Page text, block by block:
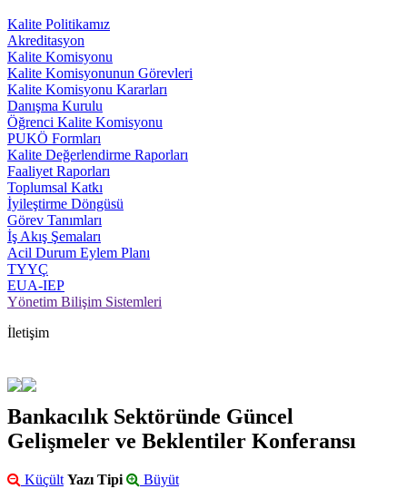
Kalite Politikamız
Akreditasyon
Kalite Komisyonu
Kalite Komisyonunun Görevleri
Kalite Komisyonu Kararları
Danışma Kurulu
Öğrenci Kalite Komisyonu
PUKÖ Formları
Kalite Değerlendirme Raporları
Faaliyet Raporları
Toplumsal Katkı
İyileştirme Döngüsü
Görev Tanımları
İş Akış Şemaları
Acil Durum Eylem Planı
TYYÇ
EUA-IEP
Yönetim Bilişim Sistemleri
İletişim
Bankacılık Sektöründe Güncel
Gelişmeler ve Beklentiler Konferansı
Küçült Yazı Tipi Büyüt